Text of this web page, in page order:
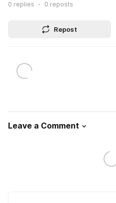
0 replies 0 reposts
Repost
Leave a Comment